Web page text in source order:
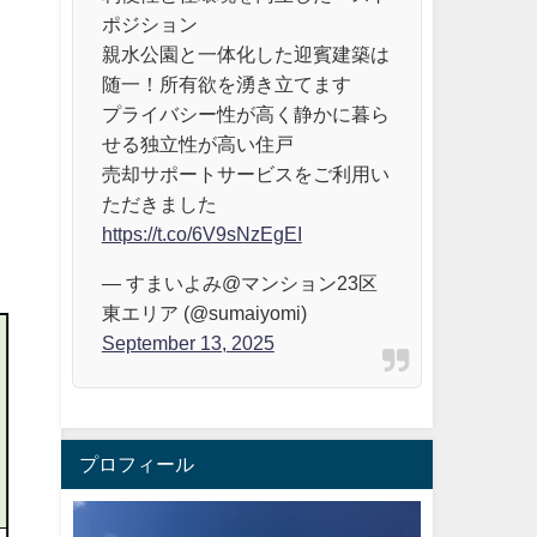
ポジション
親水公園と一体化した迎賓建築は
随一！所有欲を湧き立てます
プライバシー性が高く静かに暮ら
せる独立性が高い住戸
売却サポートサービスをご利用い
ただきました
https://t.co/6V9sNzEgEI
— すまいよみ@マンション23区
東エリア (@sumaiyomi)
September 13, 2025
プロフィール